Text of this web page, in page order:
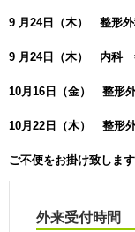
9 月24日（木） 整形
9 月24日（木） 内
10月16日（金） 整形
10月22日（木） 整
ご不便をお掛け致しま
外来受付時間